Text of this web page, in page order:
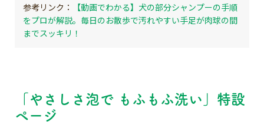
【動画でわかる】犬の部分シャンプーの手順
をプロが解説。毎日のお散歩で汚れやすい手足が肉球の間
までスッキリ！
「やさしさ泡で もふもふ洗い」特設
ページ